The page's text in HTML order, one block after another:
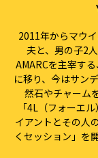
2011年からマウ
夫と、男の子2
AMARCを主宰す
に移り、今はサン
然石やチャーム
「4L（フォーエ
イアントとその人
くセッション」を